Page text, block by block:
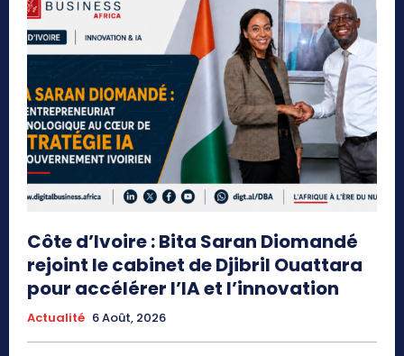
Côte d’Ivoire : Bita Saran Diomandé
rejoint le cabinet de Djibril Ouattara
pour accélérer l’IA et l’innovation
Actualité 6 Août, 2026